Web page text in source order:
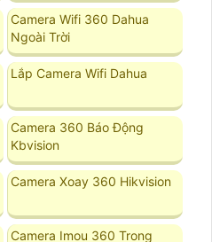
Camera Wifi 360 Dahua
Ngoài Trời
Lắp Camera Wifi Dahua
Camera 360 Báo Động
Kbvision
Camera Xoay 360 Hikvision
Camera Imou 360 Trong